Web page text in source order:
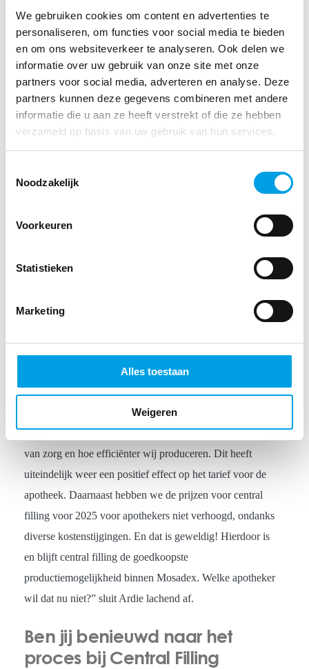
We gebruiken cookies om content en advertenties te
personaliseren, om functies voor social media te bieden
en om ons websiteverkeer te analyseren. Ook delen we
informatie over uw gebruik van onze site met onze
partners voor social media, adverteren en analyse. Deze
partners kunnen deze gegevens combineren met andere
informatie die u aan ze heeft verstrekt of die ze hebben
verzameld op basis van uw gebruik van hun services.
Noodzakelijk
Voorkeuren
Statistieken
Marketing
Alles toestaan
Weigeren
weekend. Dat zien wij ook terug in het aantal dagorders
dat aan het begin van de week binnenkomt. Het gevolg is
een inefficiënter proces bij ons, omdat de vraag niet
gelijkwaardig verspreid wordt over de capaciteit in de
week.”
De komende periode focust het team van central filling
verder aan hun missie. Ardie: “Vorig jaar zijn we gestart
met het proactief benaderen van apotheken om een hoger
percentage herhaalmedicatie en planorders naar ons toe te
sturen. Inmiddels werpt dat zijn vruchten af. De capaciteit
wordt beter verspreid én is er meer zekerheid. Bij planbare
orders haalden we afgelopen maanden namelijk 100%
De goedkoopste
Ardie roept apothekers die central fillen dan ook op om
zoveel mogelijk regels in te sturen. “Hoe meer regels, hoe
meer tijd er overblijft bij apotheekteams voor het leveren
van zorg en hoe efficiënter wij produceren. Dit heeft
uiteindelijk weer een positief effect op het tarief voor de
apotheek. Daarnaast hebben we de prijzen voor central
filling voor 2025 voor apothekers niet verhoogd, ondanks
diverse kostenstijgingen. En dat is geweldig! Hierdoor is
en blijft central filling de goedkoopste
productiemogelijkheid binnen Mosadex. Welke apotheker
wil dat nu niet?” sluit Ardie lachend af.
Ben jij benieuwd naar het
proces bij Central Filling